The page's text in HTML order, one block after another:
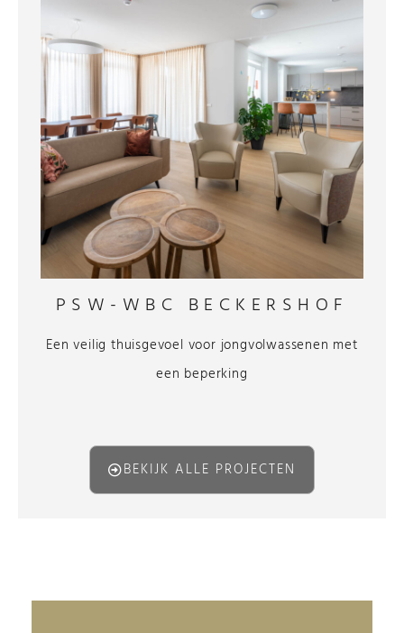
PSW-WBC BECKERSHOF
Een veilig thuisgevoel voor jongvolwassenen met
een beperking
BEKIJK ALLE PROJECTEN